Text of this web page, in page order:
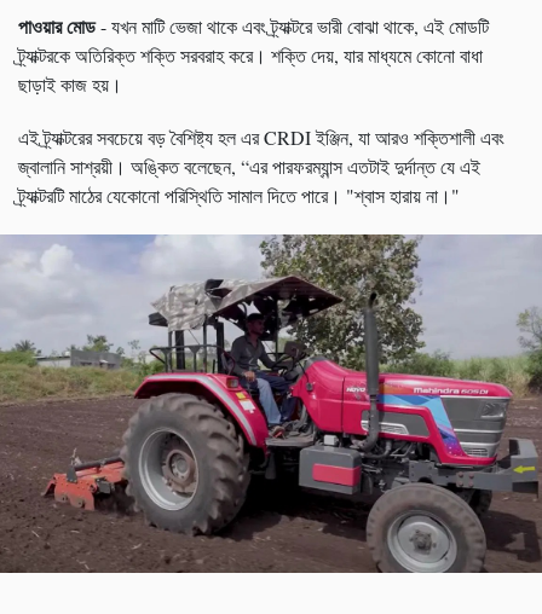
পাওয়ার মোড- যখন মাটি ভেজা থাকে এবং ট্র্যাক্টরে ভারী বোঝা থাকে, এই মোডটি
ট্র্যাক্টরকে অতিরিক্ত শক্তি সরবরাহ করে। শক্তি দেয়, যার মাধ্যমে কোনো বাধা
ছাড়াই কাজ হয়।
এই ট্র্যাক্টরের সবচেয়ে বড় বৈশিষ্ট্য হল এর CRDI ইঞ্জিন, যা আরও শক্তিশালী এবং
জ্বালানি সাশ্রয়ী। অঙ্কিত বলেছেন, “এর পারফরম্যান্স এতটাই দুর্দান্ত যে এই
ট্র্যাক্টরটি মাঠের যেকোনো পরিস্থিতি সামাল দিতে পারে। "শ্বাস হারায় না।"